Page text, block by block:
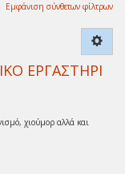
Εμφάνιση σύνθετων φίλτρων
ΕΡΓΑΣΤΗΡΙ
χιούμορ αλλά και